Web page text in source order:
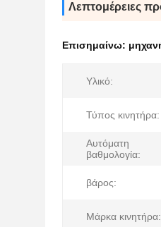
Λεπτομέρειες
Επισημαίνω:
Υλικό:
Τύπος κινητήρα:
Αυτόματη
βαθμολογία:
βάρος:
Μάρκα κινητήρα: